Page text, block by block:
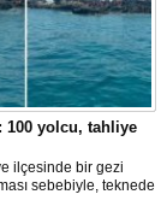
100 yolcu, tahliye
ilçesinde bir gezi
sebebiyle, teknede